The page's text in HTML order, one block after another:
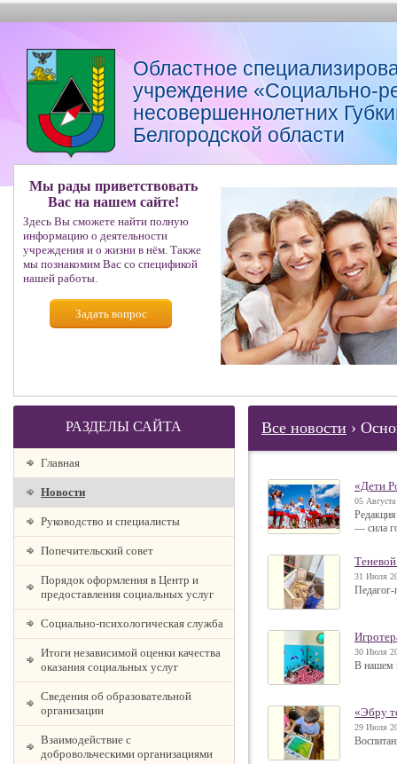
Областное
учреждение «Социально-
несовершеннолетних
Белгородской области
Мы рады приветствовать
Вас на нашем сайте!
Здесь Вы сможете найти полную
информацию о деятельности
учреждения и о жизни в нём. Также
мы познакомим Вас со спецификой
нашей работы.
Задать вопрос
РАЗДЕЛЫ САЙТА
Главная
Новости
Руководство и специалисты
Попечительский совет
Порядок оформления в Центр и
предоставления социальных услуг
Социально-психологическая служба
Итоги независимой оценки качества
оказания социальных услуг
Сведения об образовательной
организации
Взаимодействие с
добровольческими организациями
Все новости ›
«Дети
05
— сила
31 Июля
Педагог-
30 Июля
В нашем
«Эбру
29 Июля